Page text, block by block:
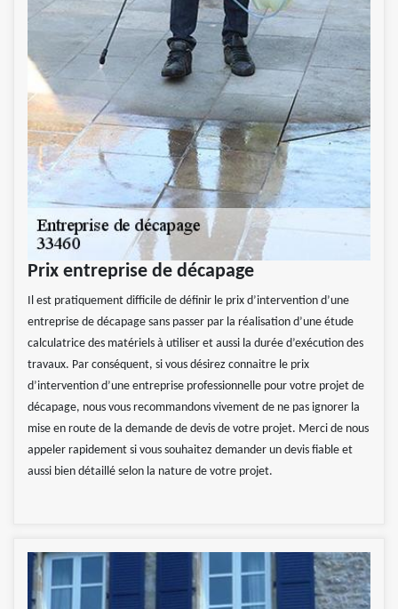
Prix entreprise de décapage
Il est pratiquement difficile de définir le prix d’intervention d’une
entreprise de décapage sans passer par la réalisation d’une étude
calculatrice des matériels à utiliser et aussi la durée d’exécution des
travaux. Par conséquent, si vous désirez connaitre le prix
d’intervention d’une entreprise professionnelle pour votre projet de
décapage, nous vous recommandons vivement de ne pas ignorer la
mise en route de la demande de devis de votre projet. Merci de nous
appeler rapidement si vous souhaitez demander un devis fiable et
aussi bien détaillé selon la nature de votre projet.